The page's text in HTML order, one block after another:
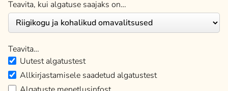
Teavita, kui algatuse saajaks on…
Teavita…
Uutest algatustest
Allkirjastamisele saadetud algatustest